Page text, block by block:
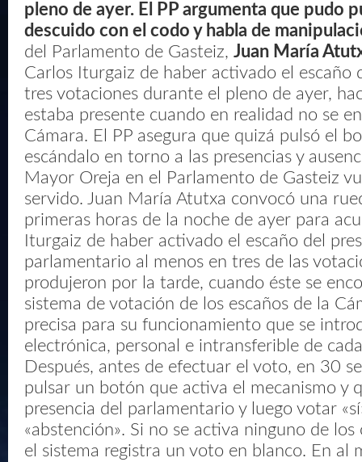
pleno de ayer. El PP argumenta que pudo
descuido con el codo y habla de
del Parlamento de Gasteiz, Juan María
Carlos Iturgaiz de haber activado el escaño
tres votaciones durante el pleno de ayer,
estaba presente cuando en realidad no se
Cámara. El PP asegura que quizá pulsó el
escándalo en torno a las presencias y
Mayor Oreja en el Parlamento de Gasteiz
servido. Juan María Atutxa convocó una
primeras horas de la noche de ayer para
Iturgaiz de haber activado el escaño del
parlamentario al menos en tres de las
produjeron por la tarde, cuando éste se
sistema de votación de los escaños de la
precisa para su funcionamiento que se
electrónica, personal e intransferible de
Después, antes de efectuar el voto, en 30
pulsar un botón que activa el mecanismo y
presencia del parlamentario y luego votar
«abstención». Si no se activa ninguno de
el sistema registra un voto en blanco. En al